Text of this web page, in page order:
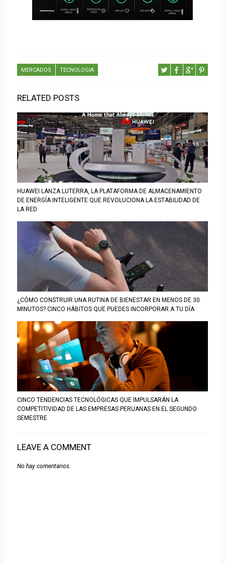
MERCADOS TECNOLOGIA
RELATED POSTS
HUAWEI LANZA LUTERRA, LA PLATAFORMA DE ALMACENAMIENTO
DE ENERGÍA INTELIGENTE QUE REVOLUCIONA LA ESTABILIDAD DE
LA RED
¿CÓMO CONSTRUIR UNA RUTINA DE BIENESTAR EN MENOS DE 30
MINUTOS? CINCO HÁBITOS QUE PUEDES INCORPORAR A TU DÍA
CINCO TENDENCIAS TECNOLÓGICAS QUE IMPULSARÁN LA
COMPETITIVIDAD DE LAS EMPRESAS PERUANAS EN EL SEGUNDO
SEMESTRE
LEAVE A COMMENT
No hay comentarios.